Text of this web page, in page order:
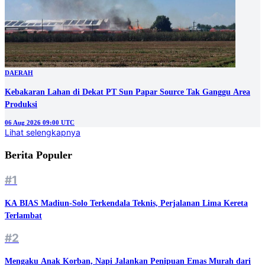
DAERAH
Kebakaran Lahan di Dekat PT Sun Papar Source Tak Ganggu Area
Produksi
06 Aug 2026 09:00 UTC
Lihat selengkapnya
Berita Populer
#1
KA BIAS Madiun-Solo Terkendala Teknis, Perjalanan Lima Kereta
Terlambat
#2
Mengaku Anak Korban, Napi Jalankan Penipuan Emas Murah dari